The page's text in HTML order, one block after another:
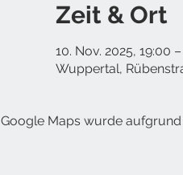
Zeit & Ort
10. Nov. 2025, 19:00
Wuppertal,
Google Maps wurde